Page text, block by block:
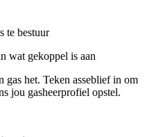
te bestuur
wat gekoppel is aan
het. Teken asseblief in om
jou gasheerprofiel opstel.